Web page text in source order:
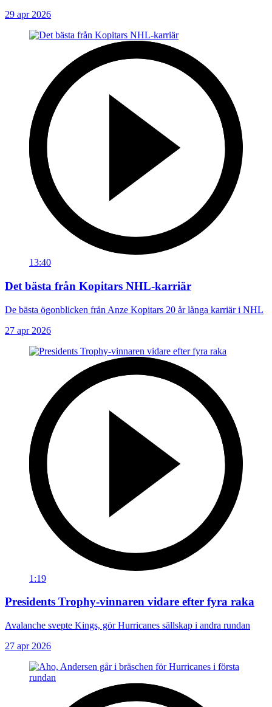
29 apr 2026
13:40
Det bästa från Kopitars NHL-karriär
De bästa ögonblicken från Anze Kopitars 20 år långa karriär i NHL
27 apr 2026
1:19
Presidents Trophy-vinnaren vidare efter fyra raka
Avalanche svepte Kings, gör Hurricanes sällskap i andra rundan
27 apr 2026